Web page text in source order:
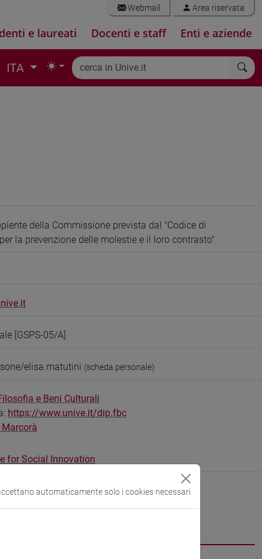
Webmail Area riservata
e laureati Docenti e staff Enti e aziende
ITA
della Commissione prevista dal "Codice di
la prevenzione delle molestie e il loro contrasto"
[GSPS-05/A]
elisa.matutini (scheda personale)
e Beni Culturali
https://www.unive.it/dip.fbc
for Social Innovation
automaticamente solo i cookies necessari